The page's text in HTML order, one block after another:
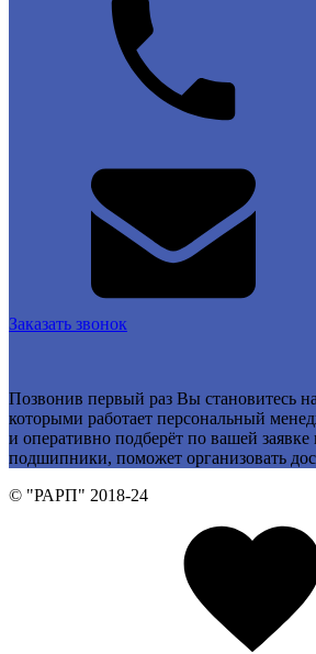
Заказать звонок
Позвонив первый раз Вы становитесь
которыми работает персональный
и оперативно подберёт по вашей
подшипники, поможет организовать
© "РАРП" 2018-24